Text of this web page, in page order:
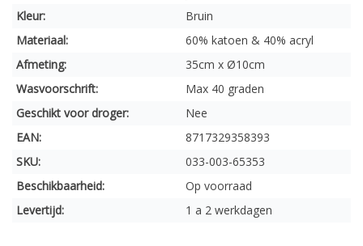
Kleur:
Bruin
Materiaal:
60% katoen & 40% acryl
Afmeting:
35cm x Ø10cm
Wasvoorschrift:
Max 40 graden
Geschikt voor droger:
Nee
EAN:
8717329358393
SKU:
033-003-65353
Beschikbaarheid:
Op voorraad
Levertijd:
1 a 2 werkdagen